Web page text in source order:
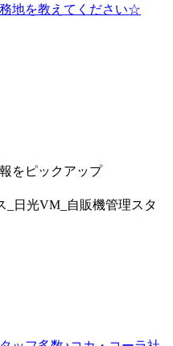
地を教えてください☆
をピックアップ
_日光VM_自販機管理スタ